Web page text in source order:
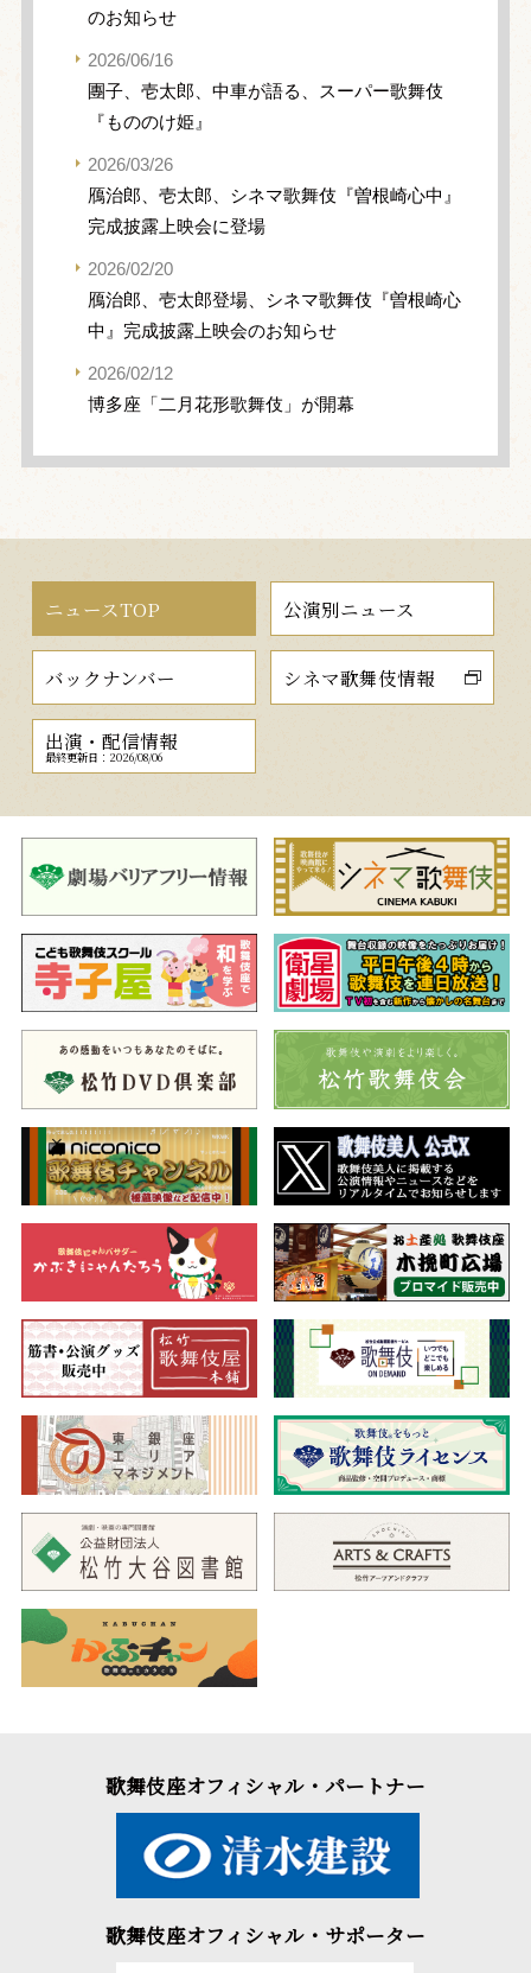
のお知らせ
2026/06/16
團子、壱太郎、中車が語る、スーパー歌舞伎
『もののけ姫』
2026/03/26
鴈治郎、壱太郎、シネマ歌舞伎『曽根崎心中』
完成披露上映会に登場
2026/02/20
鴈治郎、壱太郎登場、シネマ歌舞伎『曽根崎心
中』完成披露上映会のお知らせ
2026/02/12
博多座「二月花形歌舞伎」が開幕
ニュースTOP 公演別ニュース
バックナンバー シネマ歌舞伎情報
出演・配信情報
最終更新日：2026/08/06
歌舞伎座オフィシャル・パートナー
歌舞伎座オフィシャル・サポーター